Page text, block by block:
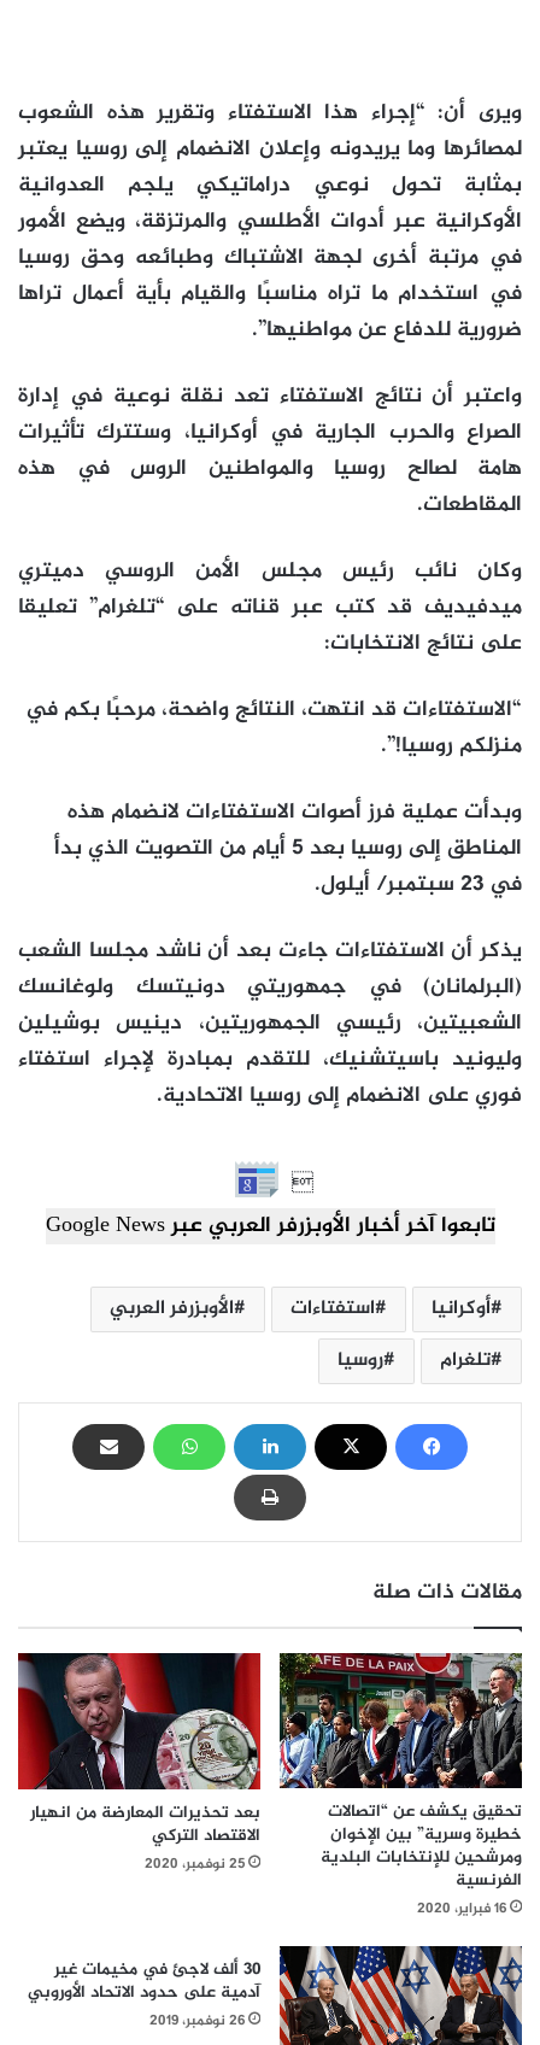
ويرى أن: “إجراء هذا الاستفتاء وتقرير هذه الشعوب
لمصائرها وما يريدونه وإعلان الانضمام إلى روسيا يعتبر
بمثابة تحول نوعي دراماتيكي يلجم العدوانية
الأوكرانية عبر أدوات الأطلسي والمرتزقة، ويضع الأمور
في مرتبة أخرى لجهة الاشتباك وطبائعه وحق روسيا
في استخدام ما تراه مناسبًا والقيام بأية أعمال تراها
ضرورية للدفاع عن مواطنيها”.
واعتبر أن نتائج الاستفتاء تعد نقلة نوعية في إدارة
الصراع والحرب الجارية في أوكرانيا، وستترك تأثيرات
هامة لصالح روسيا والمواطنين الروس في هذه
المقاطعات.
وكان نائب رئيس مجلس الأمن الروسي دميتري
ميدفيديف قد كتب عبر قناته على “تلغرام” تعليقا
على نتائج الانتخابات:
“الاستفتاءات قد انتهت، النتائج واضحة، مرحبًا بكم في
منزلكم روسيا!”.
وبدأت عملية فرز أصوات الاستفتاءات لانضمام هذه
المناطق إلى روسيا بعد 5 أيام من التصويت الذي بدأ
في 23 سبتمبر/ أيلول.
يذكر أن الاستفتاءات جاءت بعد أن ناشد مجلسا الشعب
(البرلمانان) في جمهوريتي دونيتسك ولوغانسك
الشعبيتين، رئيسي الجمهوريتين، دينيس بوشيلين
وليونيد باسيتشنيك، للتقدم بمبادرة لإجراء استفتاء
فوري على الانضمام إلى روسيا الاتحادية.

تابعوا آخر أخبار الأوبزرفر العربي عبر Google News
أوكرانيا استفتاءات
الأوبزرفر العربي
تلغرام
روسيا
مقالات ذات صلة
تحقيق يكشف عن “اتصالات
خطيرة وسرية” بين الإخوان
ومرشحين للإنتخابات البلدية
الفرنسية
16 فبراير، 2020
بعد تحذيرات المعارضة من انهيار
الاقتصاد التركي
25 نوفمبر، 2020
٣٠ ألف لاجئ في مخيمات غير
آدمية على حدود الاتحاد الأوروبي
26 نوفمبر، 2019